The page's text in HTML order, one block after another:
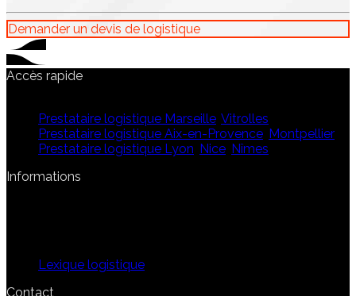
Demander un devis de logistique
Accès rapide
Prestataire logistique Marseille Vitrolles
Prestataire logistique Aix-en-Provence Montpellier
Prestataire logistique Lyon Nice Nîmes
Informations
Lexique logistique
Contact